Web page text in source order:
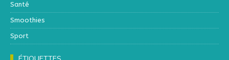
Santé
Smoothies
Sport